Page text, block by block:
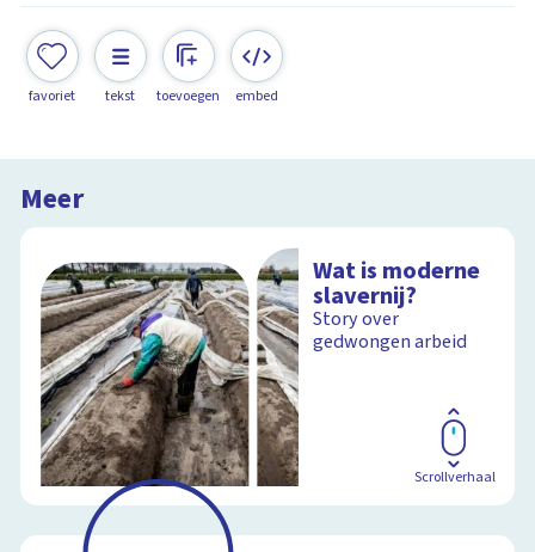
favoriet tekst toevoegen embed
Meer
Wat is moderne
slavernij?
Story over
gedwongen arbeid
Scrollverhaal